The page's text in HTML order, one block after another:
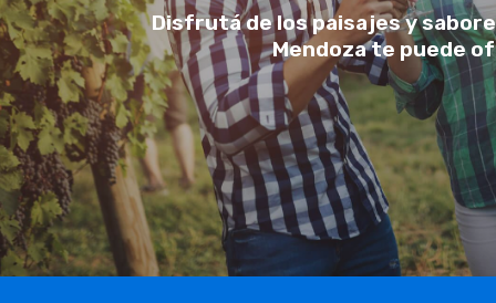
Disfrutá de los paisajes y
Mendoza te puede